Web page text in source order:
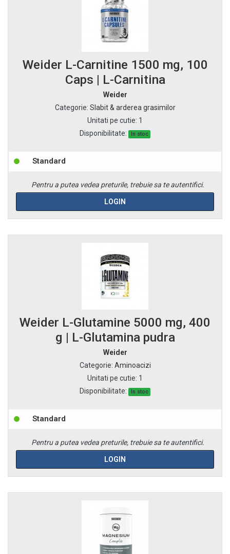
Weider L-Carnitine 1500 mg, 100
Caps | L-Carnitina
Weider
Categorie: Slabit & arderea grasimilor
Unitati pe cutie: 1
Disponibilitate:
In stoc
Standard
Pentru a putea vedea preturile, trebuie sa te autentifici.
LOGIN
Weider L-Glutamine 5000 mg, 400
g | L-Glutamina pudra
Weider
Categorie: Aminoacizi
Unitati pe cutie: 1
Disponibilitate:
In stoc
Standard
Pentru a putea vedea preturile, trebuie sa te autentifici.
LOGIN